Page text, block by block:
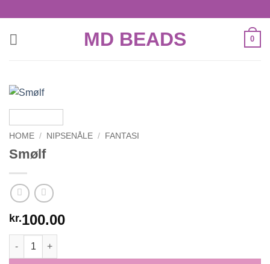
content
MD BEADS 0
HOME / NIPSENÅLE / FANTASI
Smølf
kr.100.00
Smølf quantity